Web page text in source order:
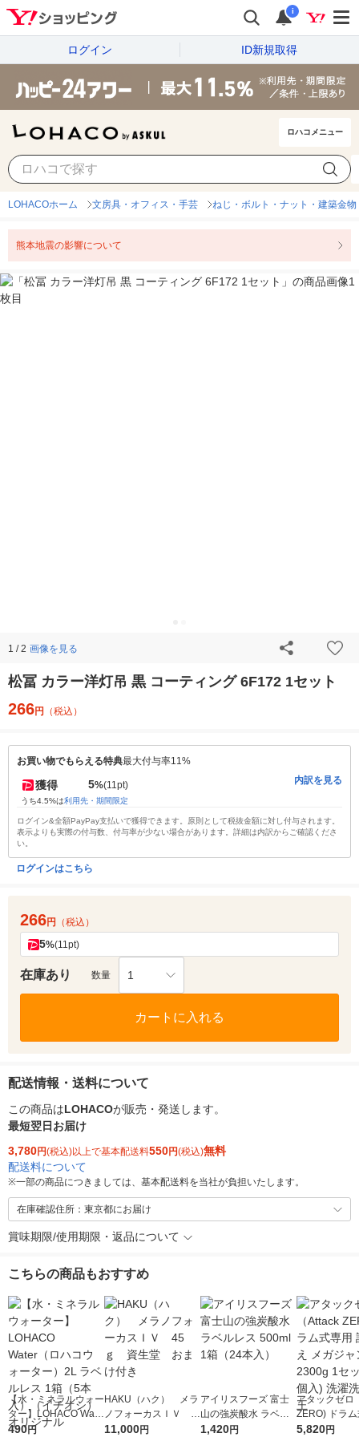
i
ログイン ID新規取得
ロハコメニュー
LOHACOホーム 文房具・オフィス・手芸 ねじ・ボルト・ナット・建築金物
熊本地震の影響について
1 / 2 画像を見る
松冨 カラー洋灯吊 黒 コーティング 6F172 1セット
266円 （税込）
お買い物でもらえる特典最大付与率11%
獲得 5%(11pt)
うち4.5%は利用先・期間限定
内訳を見る
ログイン&全額PayPay支払いで獲得できます。原則として税抜金額に対し付与されます。
表示よりも実際の付与数、付与率が少ない場合があります。詳細は内訳からご確認くださ
い。
ログインはこちら
266円 （税込）
5%(11pt)
在庫あり 数量 1
カートに入れる
配送情報・送料について
この商品はLOHACOが販売・発送します。
最短翌日お届け
3,780円(税込)以上で基本配送料550円(税込)無料
配送料について
※一部の商品につきましては、基本配送料を当社が負担いたします。
在庫確認住所：東京都にお届け
賞味期限/使用期限・返品について
こちらの商品もおすすめ
【水・ミネラルウォー
ター】LOHACO Wate
r（ロハコウォータ
490円
HAKU（ハク） メラ
ノフォーカスＩＶ 4
5ｇ 資生堂 おまけ
11,000円
アイリスフーズ 富士
山の強炭酸水 ラベル
レス 500ml 1箱（24
1,420円
アタックゼロ
ZERO) ドラ
詰め替え メガ
5,820円